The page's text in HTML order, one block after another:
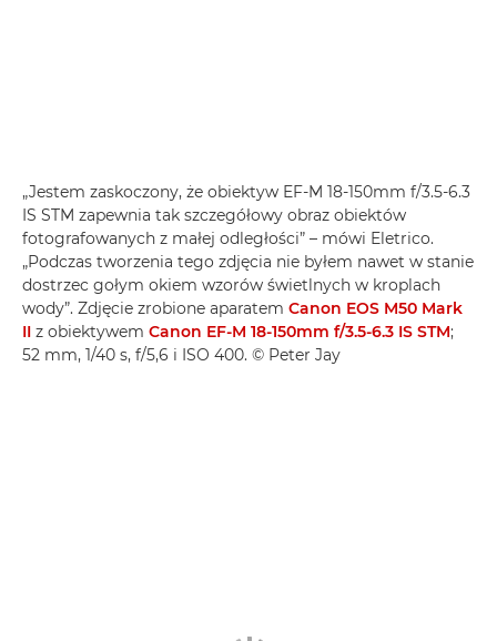
„Jestem zaskoczony, że obiektyw EF-M 18-150mm f/3.5-6.3
IS STM zapewnia tak szczegółowy obraz obiektów
fotografowanych z małej odległości” – mówi Eletrico.
„Podczas tworzenia tego zdjęcia nie byłem nawet w stanie
dostrzec gołym okiem wzorów świetlnych w kroplach
wody”. Zdjęcie zrobione aparatem Canon EOS M50 Mark
II z obiektywem Canon EF-M 18-150mm f/3.5-6.3 IS STM;
52 mm, 1/40 s, f/5,6 i ISO 400. © Peter Jay